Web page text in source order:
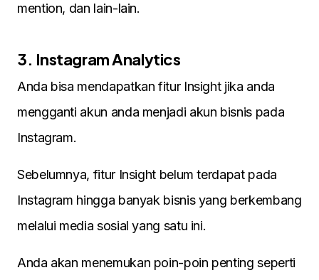
mention, dan lain-lain.
3. Instagram Analytics
Anda bisa mendapatkan fitur Insight jika anda
mengganti akun anda menjadi akun bisnis pada
Instagram.
Sebelumnya, fitur Insight belum terdapat pada
Instagram hingga banyak bisnis yang berkembang
melalui media sosial yang satu ini.
Anda akan menemukan poin-poin penting seperti